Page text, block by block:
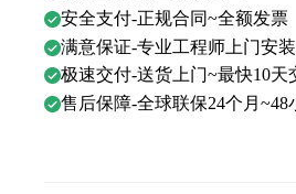
安全支付-正规合同~全额发票
满意保证-专业工程师上门安装
极速交付-送货上门~最快10天
售后保障-全球联保24个月~48